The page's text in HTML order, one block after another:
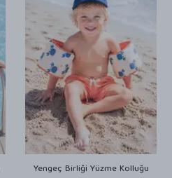
Yengeç Birliği Yüzme Kolluğu